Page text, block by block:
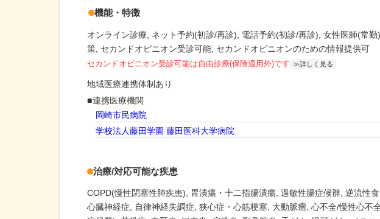
機能・特徴
オンライン診療 ネット予約(初診/再診) 電話予約(初診/再診) 女性医師(常勤)
策 セカンドオピニオン受診可能 セカンドオピニオンのための情報提供可
セカンドオピニオン受診可能は自由診療(保険適用外)です 詳しく見る
地域医療連携体制あり
連携医療機関
岡崎市民病院
学校法人藤田学園 藤田医科大学病院
治療/対応可能な疾患
COPD(慢性閉塞性肺疾患) 胃潰瘍・十二指腸潰瘍 過敏性腸症候群 逆流性
心臓神経症
自律神経失調症 狭心症・心筋梗塞 大動脈瘤 心不全/慢性心不